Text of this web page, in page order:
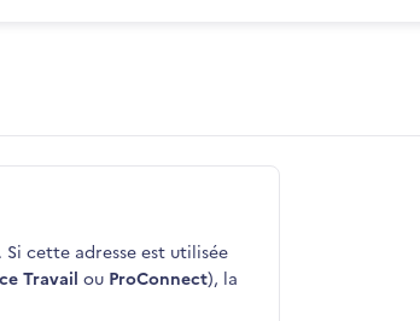
Si cette adresse est utilisée
Travail ou ProConnect), la